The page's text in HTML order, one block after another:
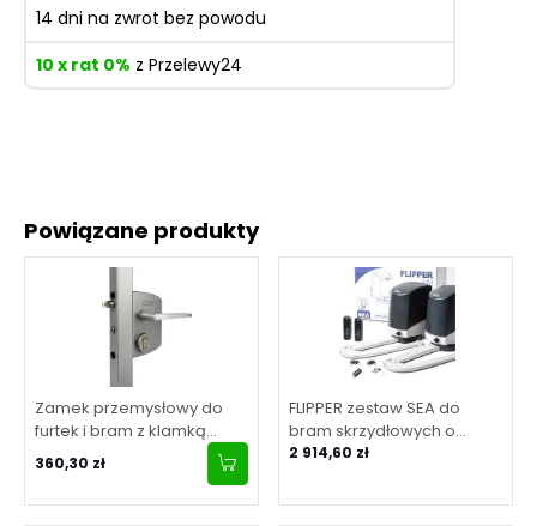
Powiązane produkty
Zamek przemysłowy do
furtek i bram z klamką
aluminiową, dla profilu 40-
60 mm - srebrny
360,30 zł
FLIPPER zestaw SEA do
bram skrzydłowych o
maksymalnej długości
2 914,60 zł
14 dni na zwrot bez powodu
10 x rat 0% z Przelewy24